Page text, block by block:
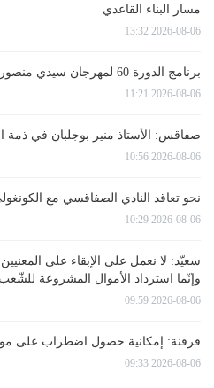
مسار البناء القاعدي
2026-08-06 13:32
برنامج الدورة 60 لمهرجان سيدي منصور
2026-08-06 11:21
صفاقس: الأستاذ منير بوجلبان في ذمة
2026-08-06 10:56
نحو تعاقد النادي الصفاقسي مع
2026-08-06 10:29
سعيّد: لا نعمل على الإبقاء على
وإنّما استرداد الأموال المشروعة للشّعب
2026-08-06 09:59
قرقنة: إمكانية حصول اضطراب على
2026-08-06 09:33